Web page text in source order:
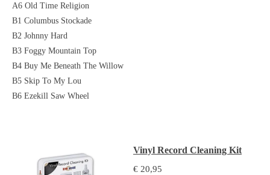
A6 Old Time Religion
B1 Columbus Stockade
B2 Johnny Hard
B3 Foggy Mountain Top
B4 Buy Me Beneath The Willow
B5 Skip To My Lou
B6 Ezekill Saw Wheel
Vinyl Record Cleaning Kit
€ 20,95